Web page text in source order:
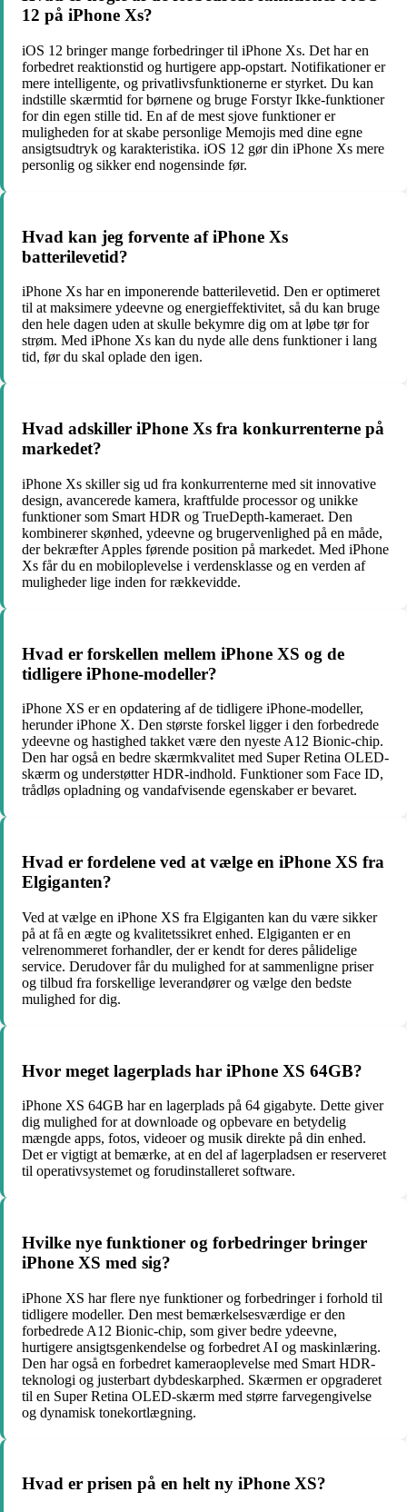
12 på iPhone Xs?
iOS 12 bringer mange forbedringer til iPhone Xs. Det har en
forbedret reaktionstid og hurtigere app-opstart. Notifikationer er
mere intelligente, og privatlivsfunktionerne er styrket. Du kan
indstille skærmtid for børnene og bruge Forstyr Ikke-funktioner
for din egen stille tid. En af de mest sjove funktioner er
muligheden for at skabe personlige Memojis med dine egne
ansigtsudtryk og karakteristika. iOS 12 gør din iPhone Xs mere
personlig og sikker end nogensinde før.
Hvad kan jeg forvente af iPhone Xs
batterilevetid?
iPhone Xs har en imponerende batterilevetid. Den er optimeret
til at maksimere ydeevne og energieffektivitet, så du kan bruge
den hele dagen uden at skulle bekymre dig om at løbe tør for
strøm. Med iPhone Xs kan du nyde alle dens funktioner i lang
tid, før du skal oplade den igen.
Hvad adskiller iPhone Xs fra konkurrenterne på
markedet?
iPhone Xs skiller sig ud fra konkurrenterne med sit innovative
design, avancerede kamera, kraftfulde processor og unikke
funktioner som Smart HDR og TrueDepth-kameraet. Den
kombinerer skønhed, ydeevne og brugervenlighed på en måde,
der bekræfter Apples førende position på markedet. Med iPhone
Xs får du en mobiloplevelse i verdensklasse og en verden af
muligheder lige inden for rækkevidde.
Hvad er forskellen mellem iPhone XS og de
tidligere iPhone-modeller?
iPhone XS er en opdatering af de tidligere iPhone-modeller,
herunder iPhone X. Den største forskel ligger i den forbedrede
ydeevne og hastighed takket være den nyeste A12 Bionic-chip.
Den har også en bedre skærmkvalitet med Super Retina OLED-
skærm og understøtter HDR-indhold. Funktioner som Face ID,
trådløs opladning og vandafvisende egenskaber er bevaret.
Hvad er fordelene ved at vælge en iPhone XS fra
Elgiganten?
Ved at vælge en iPhone XS fra Elgiganten kan du være sikker
på at få en ægte og kvalitetssikret enhed. Elgiganten er en
velrenommeret forhandler, der er kendt for deres pålidelige
service. Derudover får du mulighed for at sammenligne priser
og tilbud fra forskellige leverandører og vælge den bedste
mulighed for dig.
Hvor meget lagerplads har iPhone XS 64GB?
iPhone XS 64GB har en lagerplads på 64 gigabyte. Dette giver
dig mulighed for at downloade og opbevare en betydelig
mængde apps, fotos, videoer og musik direkte på din enhed.
Det er vigtigt at bemærke, at en del af lagerpladsen er reserveret
til operativsystemet og forudinstalleret software.
Hvilke nye funktioner og forbedringer bringer
iPhone XS med sig?
iPhone XS har flere nye funktioner og forbedringer i forhold til
tidligere modeller. Den mest bemærkelsesværdige er den
forbedrede A12 Bionic-chip, som giver bedre ydeevne,
hurtigere ansigtsgenkendelse og forbedret AI og maskinlæring.
Den har også en forbedret kameraoplevelse med Smart HDR-
teknologi og justerbart dybdeskarphed. Skærmen er opgraderet
til en Super Retina OLED-skærm med større farvegengivelse
og dynamisk tonekortlægning.
Hvad er prisen på en helt ny iPhone XS?